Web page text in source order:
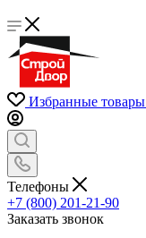
Избранные товары
Телефоны
+7 (800) 201-21-90
Заказать звонок